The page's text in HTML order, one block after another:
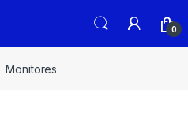
0
Monitores